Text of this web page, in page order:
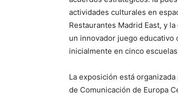
actividades culturales en
Restaurantes Madrid East, y
un innovador juego educativo
inicialmente en cinco
La exposición está
de Comunicación de Europa